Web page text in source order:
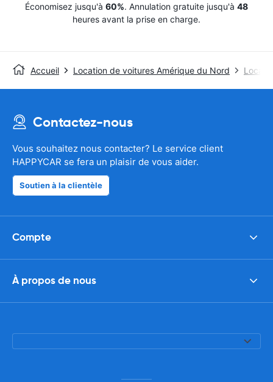
Économisez jusqu'à 60%. Annulation gratuite jusqu'à 48
heures avant la prise en charge.
Accueil Location de voitures Amérique du Nord
Contactez-nous
Vous souhaitez nous contacter? Le service client
HAPPYCAR se fera un plaisir de vous aider.
Soutien à la clientèle
Compte
À propos de nous